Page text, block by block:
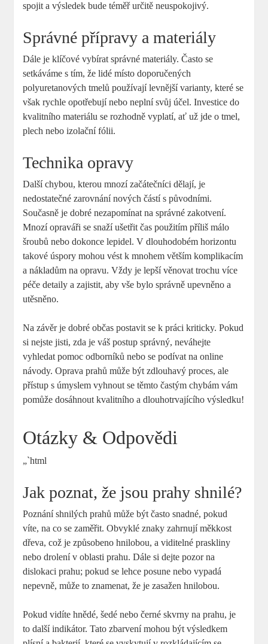
spojit a výsledek bude téměř určitě neuspokojivý.
Správné přípravy a materiály
Dále je klíčové vybírat správné materiály. Často se
setkáváme s tím, že lidé místo doporučených
polyuretanových tmelů používají levnější varianty, které se
však rychle opotřebují nebo neplní svůj účel. Investice do
kvalitního materiálu se rozhodně vyplatí, ať už jde o tmel,
plech nebo izolační fólii.
Technika opravy
Další chybou, kterou mnozí začátečníci dělají, je
nedostatečné zarovnání nových částí s původními.
Současně je dobré nezapomínat na správné zakotvení.
Mnozí opraváři se snaží ušetřit čas použitím příliš málo
šroubů nebo dokonce lepidel. V dlouhodobém horizontu
takové úspory mohou vést k mnohem větším komplikacím
a nákladům na opravu. Vždy je lepší věnovat trochu více
péče detaily a zajistit, aby vše bylo správně upevněno a
utěsněno.
Na závěr je dobré občas postavit se k práci kriticky. Pokud
si nejste jisti, zda je váš postup správný, neváhejte
vyhledat pomoc odborníků nebo se podívat na online
návody. Oprava prahů může být zdlouhavý proces, ale
přístup s úmyslem vyhnout se těmto častým chybám vám
pomůže dosáhnout kvalitního a dlouhotrvajícího výsledku!
Otázky & Odpovědi
„`html
Jak poznat, že jsou prahy shnilé?
Poznání shnilých prahů může být často snadné, pokud
víte, na co se zaměřit. Obvyklé znaky zahrnují měkkost
dřeva, což je způsobeno hnilobou, a viditelné praskliny
nebo drolení v oblasti prahu. Dále si dejte pozor na
dislokaci prahu; pokud se lehce posune nebo vypadá
nepevně, může to znamenat, že je zasažen hnilobou.
Pokud vidíte hnědé, šedé nebo černé skvrny na prahu, je
to další indikátor. Tato zbarvení mohou být výsledkem